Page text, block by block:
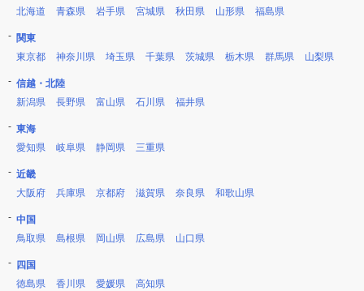
北海道
青森県 岩手県 宮城県 秋田県 山形県 福島県
関東
東京都
神奈川県 埼玉県 千葉県 茨城県 栃木県 群馬県 山梨県
信越・北陸
新潟県
長野県 富山県 石川県 福井県
東海
愛知県
岐阜県 静岡県 三重県
近畿
大阪府
兵庫県 京都府 滋賀県 奈良県 和歌山県
中国
鳥取県
島根県 岡山県 広島県 山口県
四国
徳島県
香川県 愛媛県 高知県